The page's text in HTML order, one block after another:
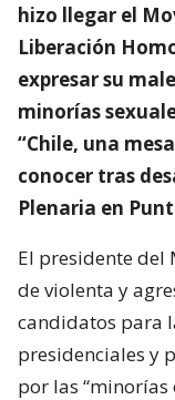
hizo llegar el
Liberación
expresar su
minorías
“Chile, una
conocer tras
Plenaria en
El presidente del
de violenta y
candidatos para
presidenciales y
por las “minorías